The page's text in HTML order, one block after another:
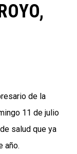
de la
11 de julio
salud que ya
año.